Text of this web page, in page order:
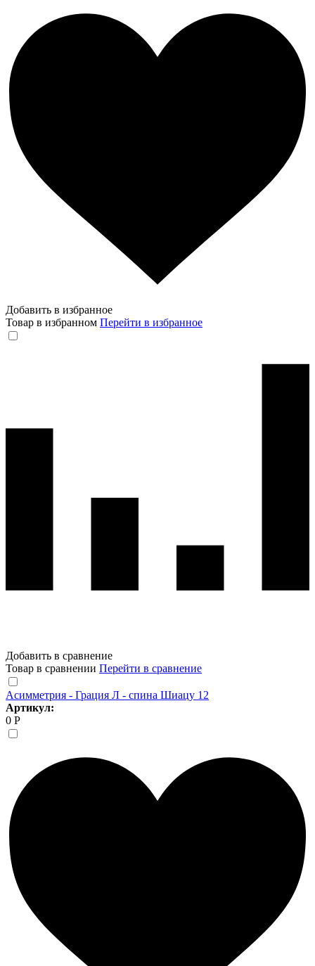
Добавить в избранное
Товар в избранном Перейти в избранное
Добавить в сравнение
Товар в сравнении Перейти в сравнение
Асимметрия - Грация Л - спина Шиацу 12
Артикул:
0 Р